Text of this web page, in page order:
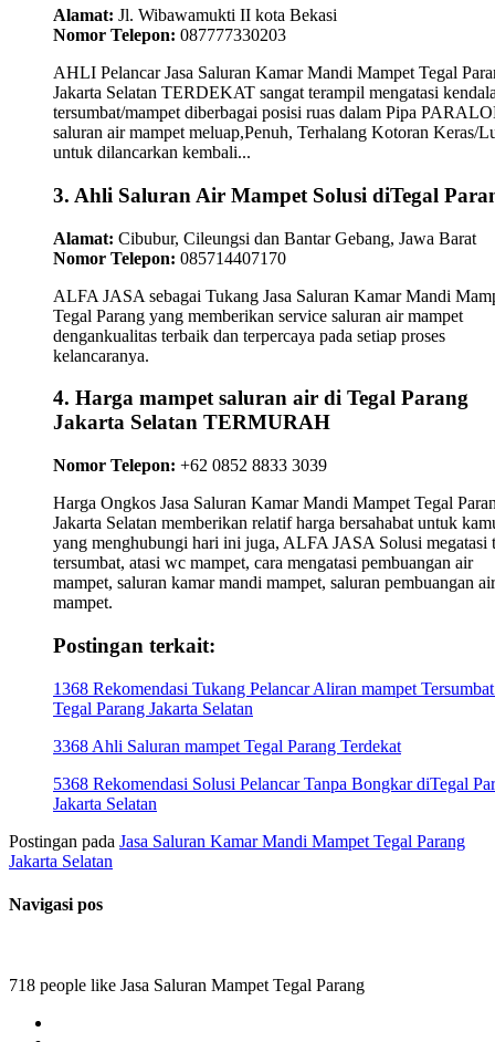
Alamat: Jl. Wibawamukti II kota Bekasi
Nomor Telepon: 087777330203
AHLI Pelancar Jasa Saluran Kamar Mandi Mampet Tegal
Jakarta Selatan TERDEKAT sangat terampil mengatasi
tersumbat/mampet diberbagai posisi ruas dalam Pipa
saluran air mampet meluap,Penuh, Terhalang Kotoran Keras/
untuk dilancarkan kembali...
3. Ahli Saluran Air Mampet Solusi diTegal
Alamat: Cibubur, Cileungsi dan Bantar Gebang, Jawa Barat
Nomor Telepon: 085714407170
ALFA JASA sebagai Tukang Jasa Saluran Kamar Mandi
Tegal Parang yang memberikan service saluran air mampet
dengankualitas terbaik dan terpercaya pada setiap proses
kelancaranya.
4. Harga mampet saluran air di Tegal Parang
Jakarta Selatan TERMURAH
Nomor Telepon: +62 0852 8833 3039
Harga Ongkos Jasa Saluran Kamar Mandi Mampet Tegal
Jakarta Selatan memberikan relatif harga bersahabat untuk
yang menghubungi hari ini juga, ALFA JASA Solusi megatasi
tersumbat, atasi wc mampet, cara mengatasi pembuangan air
mampet, saluran kamar mandi mampet, saluran pembuangan air
mampet.
Postingan terkait:
1368 Rekomendasi Tukang Pelancar Aliran mampet
Tegal Parang Jakarta Selatan
3368 Ahli Saluran mampet Tegal Parang Terdekat
5368 Rekomendasi Solusi Pelancar Tanpa Bongkar diTegal
Jakarta Selatan
Postingan pada Jasa Saluran Kamar Mandi Mampet Tegal Parang
Jakarta Selatan
Navigasi pos
718 people like Jasa Saluran Mampet Tegal Parang